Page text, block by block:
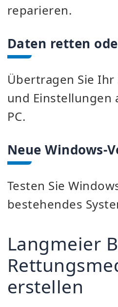
reparieren.
Daten retten
Übertragen Sie Ihr
und Einstellungen
PC.
Neue Windows-
Testen Sie
bestehendes
Langmeier
erstellen